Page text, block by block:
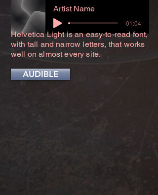
Artist Name
-01:04
Helvetica Light is an easy-to-read font,
with tall and narrow letters, that works
well on almost every site.
AUDIBLE